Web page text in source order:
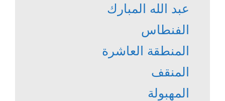
عبد الله المبارك
الفنطاس
المنطقة العاشرة
المنقف
المهبولة